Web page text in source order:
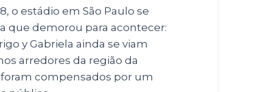
o estádio em São Paulo se
que demorou para acontecer:
y Gabriela ainda se viam
arredores da região da
compensados por um